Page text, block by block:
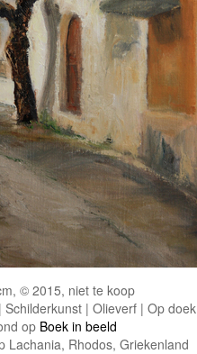
© 2015, niet te koop
Schilderkunst | Olieverf | Op doek
op Boek in beeld
Lachania, Rhodos, Griekenland